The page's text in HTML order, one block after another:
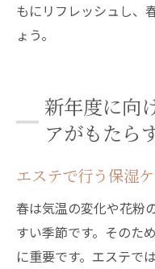
もにリフレッシュし、
ょう。
新年度に向
アがもたら
エステで行う保湿
春は気温の変化や花粉
すい季節です。そのた
に重要です。エステで